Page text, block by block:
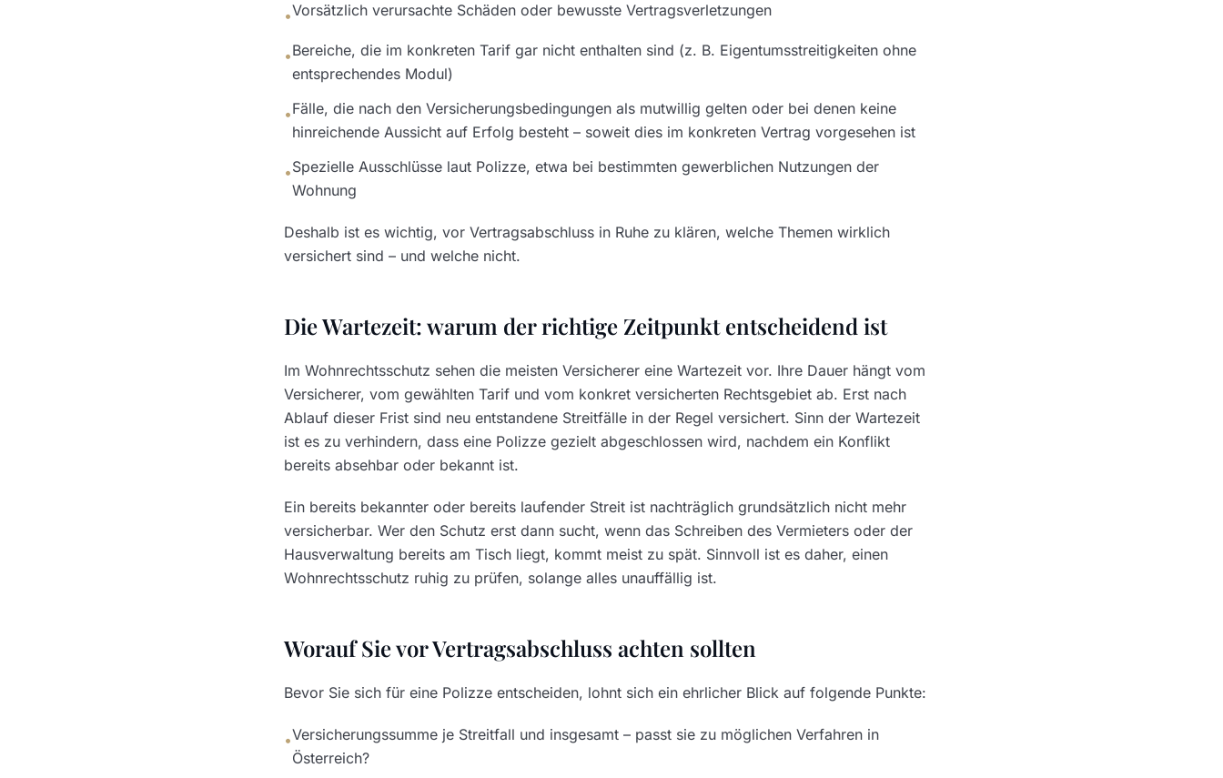
•Vorsätzlich verursachte Schäden oder bewusste Vertragsverletzungen
•Bereiche, die im konkreten Tarif gar nicht enthalten sind (z. B. Eigentumsstreitigkeiten ohne
entsprechendes Modul)
•Fälle, die nach den Versicherungsbedingungen als mutwillig gelten oder bei denen keine
hinreichende Aussicht auf Erfolg besteht – soweit dies im konkreten Vertrag vorgesehen ist
•Spezielle Ausschlüsse laut Polizze, etwa bei bestimmten gewerblichen Nutzungen der
Wohnung
Deshalb ist es wichtig, vor Vertragsabschluss in Ruhe zu klären, welche Themen wirklich
versichert sind – und welche nicht.
Die Wartezeit: warum der richtige Zeitpunkt entscheidend ist
Im Wohnrechtsschutz sehen die meisten Versicherer eine Wartezeit vor. Ihre Dauer hängt vom
Versicherer, vom gewählten Tarif und vom konkret versicherten Rechtsgebiet ab. Erst nach
Ablauf dieser Frist sind neu entstandene Streitfälle in der Regel versichert. Sinn der Wartezeit
ist es zu verhindern, dass eine Polizze gezielt abgeschlossen wird, nachdem ein Konflikt
bereits absehbar oder bekannt ist.
Ein bereits bekannter oder bereits laufender Streit ist nachträglich grundsätzlich nicht mehr
versicherbar. Wer den Schutz erst dann sucht, wenn das Schreiben des Vermieters oder der
Hausverwaltung bereits am Tisch liegt, kommt meist zu spät. Sinnvoll ist es daher, einen
Wohnrechtsschutz ruhig zu prüfen, solange alles unauffällig ist.
Worauf Sie vor Vertragsabschluss achten sollten
Bevor Sie sich für eine Polizze entscheiden, lohnt sich ein ehrlicher Blick auf folgende Punkte:
•Versicherungssumme je Streitfall und insgesamt – passt sie zu möglichen Verfahren in
Österreich?